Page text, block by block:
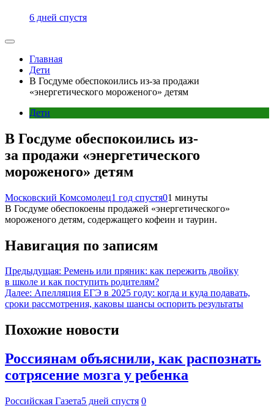
6 дней спустя
Главная
Дети
В Госдуме обеспокоились из-за продажи
«энергетического мороженого» детям
Дети
В Госдуме обеспокоились из-
за продажи «энергетического
мороженого» детям
Московский Комсомолец1 год спустя01 минуты
В Госдуме обеспокоены продажей «энергетического»
мороженого детям, содержащего кофеин и таурин.
Навигация по записям
Предыдущая: Ремень или пряник: как пережить двойку
в школе и как поступить родителям?
Далее: Апелляция ЕГЭ в 2025 году: когда и куда подавать,
сроки рассмотрения, каковы шансы оспорить результаты
Похожие новости
Россиянам объяснили, как распознать
сотрясение мозга у ребенка
Российская Газета5 дней спустя 0